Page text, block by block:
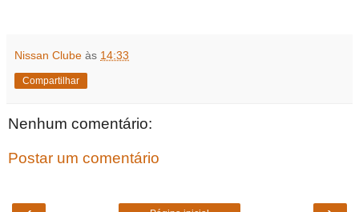
Nissan Clube às 14:33
Compartilhar
Nenhum comentário:
Postar um comentário